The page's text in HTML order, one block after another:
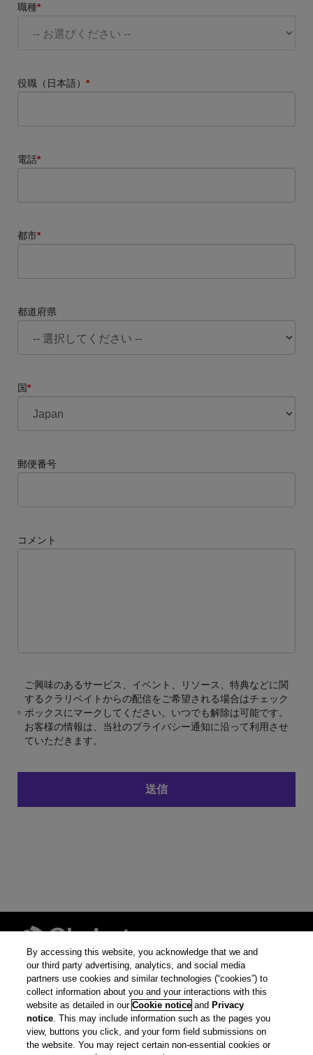
職種*
役職（日本語） *
電話*
都市*
都道府県
国*
郵便番号
コメント
ご興味のあるサービス、イベント、リソース、特典などに関
するクラリベイトからの配信をご希望される場合はチェック
ボックスにマークしてください。いつでも解除は可能です。
お客様の情報は、当社のプライバシー通知に沿って利用させ
ていただきます。
© 2026 クラリベイト・
アナリティクス
プライバシー ポリ
シー
By accessing this website, you acknowledge that we and
our third party advertising, analytics, and social media
partners use cookies and similar technologies (“cookies”) to
collect information about you and your interactions with this
website as detailed in ourCookie notice and Privacy
notice. This may include information such as the pages you
view, buttons you click, and your form field submissions on
the website. You may reject certain non-essential cookies or